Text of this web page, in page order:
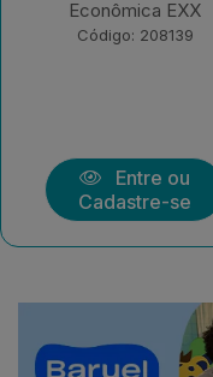
Econômica EXX
Código: 208139
Entre ou
Cadastre-se